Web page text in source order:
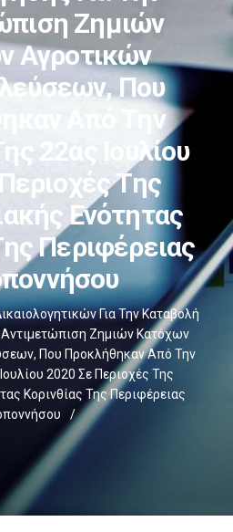
Ζημιών
Αγροτικών
Που
Από Την
22ας Ιουλίου
Της
Ενότητας
Περιφέρειας
Για Την Καταβολή
Αντιμετώπιση Ζημιών Κατόχων
Που Προκλήθηκαν Από Την
2020 Σε Περιοχές Της
Κορινθίας Της Περιφέρειας
/